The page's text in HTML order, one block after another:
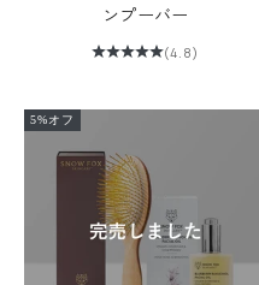
ンプーバー
(4.8)
5%オフ